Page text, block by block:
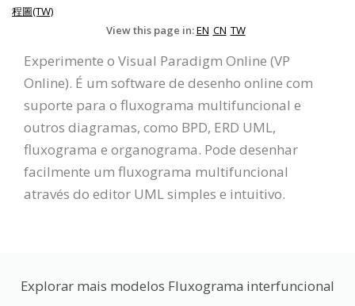
程圖(TW)
View this page in:EN CN TW
Experimente o Visual Paradigm Online (VP
Online). É um software de desenho online com
suporte para o fluxograma multifuncional e
outros diagramas, como BPD, ERD UML,
fluxograma e organograma. Pode desenhar
facilmente um fluxograma multifuncional
através do editor UML simples e intuitivo.
Explorar mais modelos Fluxograma interfuncional